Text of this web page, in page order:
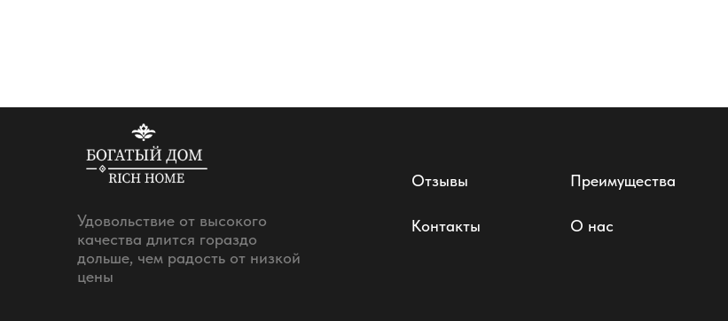
Удовольствие от высокого
качества длится гораздо
дольше, чем радость от низкой
цены
Отзывы
Контакты
Преимущества
О нас